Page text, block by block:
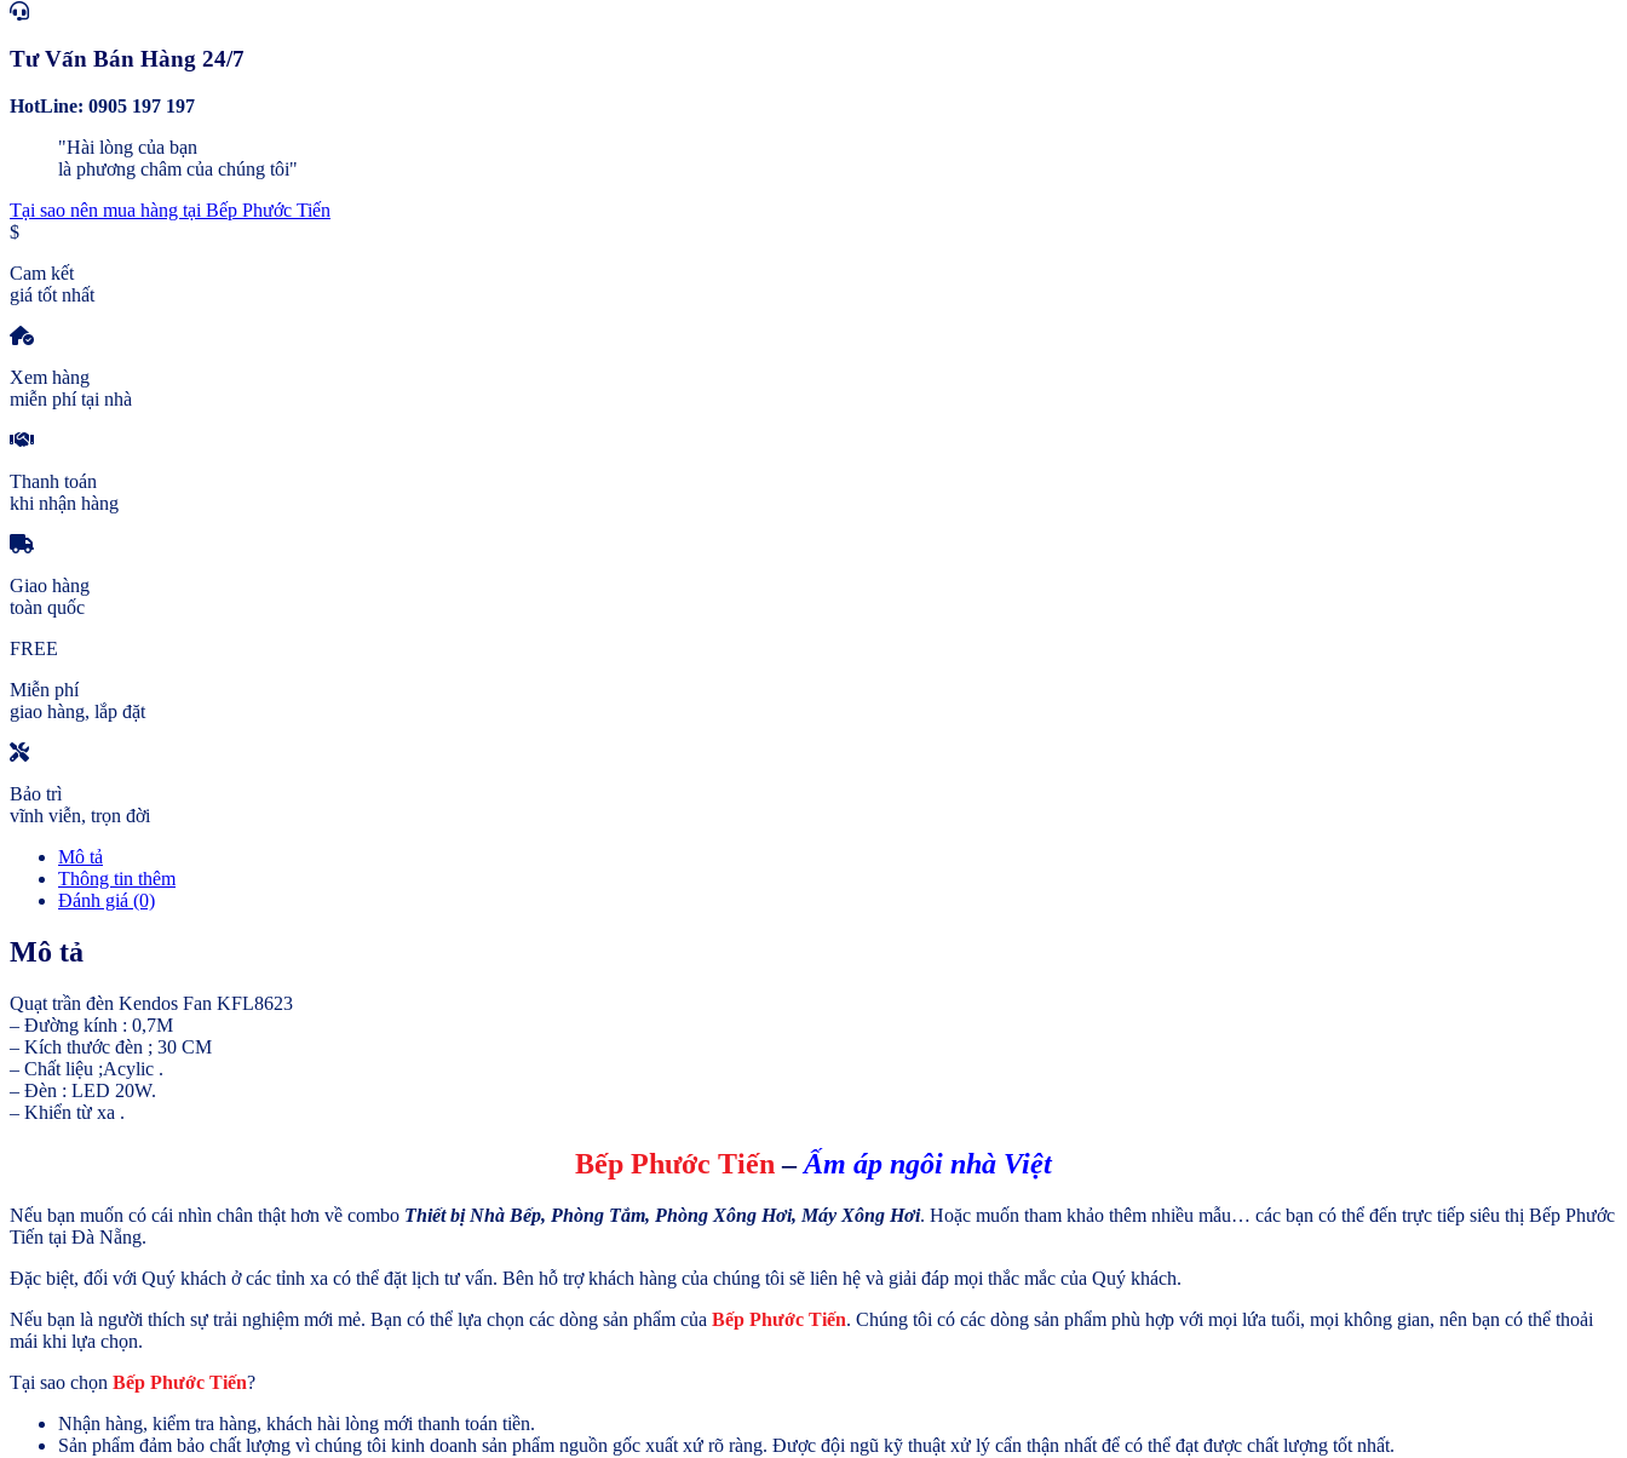
Tư Vấn Bán Hàng 24/7
HotLine: 0905 197 197
"Hài lòng của bạn
là phương châm của chúng tôi"
Tại sao nên mua hàng tại Bếp Phước Tiến
$
Cam kết
giá tốt nhất
Xem hàng
miễn phí tại nhà
Thanh toán
khi nhận hàng
Giao hàng
toàn quốc
FREE
Miễn phí
giao hàng, lắp đặt
Bảo trì
vĩnh viễn, trọn đời
Mô tả
Thông tin thêm
Đánh giá (0)
Mô tả
Quạt trần đèn Kendos Fan KFL8623
– Đường kính : 0,7M
– Kích thước đèn ; 30 CM
– Chất liệu ;Acylic .
– Đèn : LED 20W.
– Khiển từ xa .
Bếp Phước Tiến –Ấm áp ngôi nhà Việt
Nếu bạn muốn có cái nhìn chân thật hơn về combo Thiết bị Nhà Bếp, Phòng Tắm, Phòng Xông Hơi, Máy Xông Hơi. Hoặc muốn tham khảo thêm nhiều mẫu… các bạn có thể đến trực tiếp siêu thị Bếp Phước
Tiến tại Đà Nẵng.
Đặc biệt, đối với Quý khách ở các tỉnh xa có thể đặt lịch tư vấn. Bên hỗ trợ khách hàng của chúng tôi sẽ liên hệ và giải đáp mọi thắc mắc của Quý khách.
Nếu bạn là người thích sự trải nghiệm mới mẻ. Bạn có thể lựa chọn các dòng sản phẩm của Bếp Phước Tiến. Chúng tôi có các dòng sản phẩm phù hợp với mọi lứa tuổi, mọi không gian, nên bạn có thể thoải
mái khi lựa chọn.
Tại sao chọn Bếp Phước Tiến?
Nhận hàng, kiểm tra hàng, khách hài lòng mới thanh toán tiền.
Sản phẩm đảm bảo chất lượng vì chúng tôi kinh doanh sản phẩm nguồn gốc xuất xứ rõ ràng. Được đội ngũ kỹ thuật xử lý cẩn thận nhất để có thể đạt được chất lượng tốt nhất.